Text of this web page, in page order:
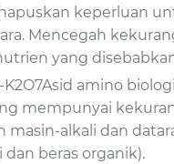
keperluan
Mencegah
yang
K2O7Asid amino
mempunyai
masin-alkali dan
dan beras organik).